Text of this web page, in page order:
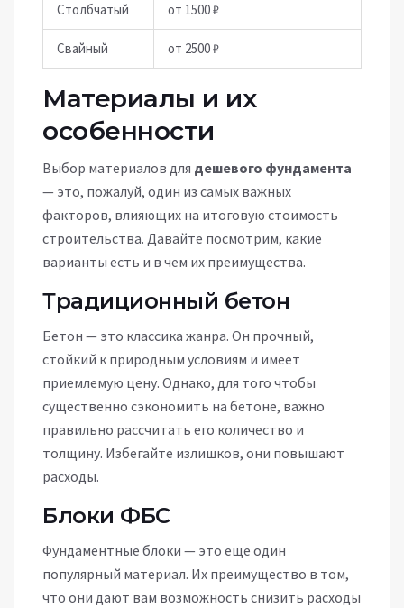
Столбчатый от 1500 ₽
Свайный от 2500 ₽
Материалы и их
особенности
Выбор материалов для дешевого фундамента
— это, пожалуй, один из самых важных
факторов, влияющих на итоговую стоимость
строительства. Давайте посмотрим, какие
варианты есть и в чем их преимущества.
Традиционный бетон
Бетон — это классика жанра. Он прочный,
стойкий к природным условиям и имеет
приемлемую цену. Однако, для того чтобы
существенно сэкономить на бетоне, важно
правильно рассчитать его количество и
толщину. Избегайте излишков, они повышают
расходы.
Блоки ФБС
Фундаментные блоки — это еще один
популярный материал. Их преимущество в том,
что они дают вам возможность снизить расходы